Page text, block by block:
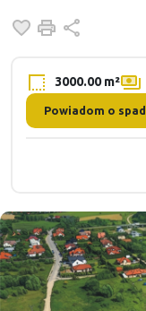
Dodaj do
Drukuj
3000.00 m²
Powiadom o